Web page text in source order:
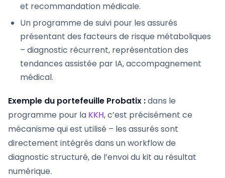
et recommandation médicale.
Un programme de suivi pour les assurés
présentant des facteurs de risque métaboliques
– diagnostic récurrent, représentation des
tendances assistée par IA, accompagnement
médical.
Exemple du portefeuille Probatix :dans le
programme pour la KKH, c’est précisément ce
mécanisme qui est utilisé – les assurés sont
directement intégrés dans un workflow de
diagnostic structuré, de l’envoi du kit au résultat
numérique.